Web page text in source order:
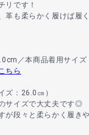
リです！
革も柔らかく履けば履
／本商品着用サイズ
ちら
ズ：26.0㎝）
サイズで大丈夫です◎
段々と柔らかく履きや